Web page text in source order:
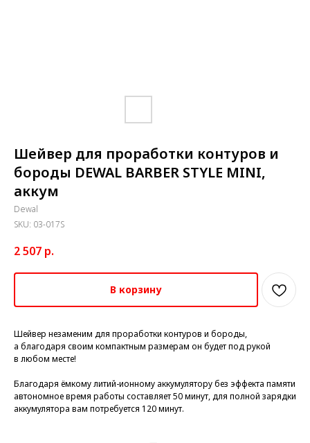
Шейвер для проработки контуров и
бороды DEWAL BARBER STYLE MINI,
аккум
Dewal
SKU: 03-017S
2 507 р.
В корзину
Шейвер незаменим для проработки контуров и бороды,
а благодаря своим компактным размерам он будет под рукой
в любом месте!
Благодаря ёмкому литий-ионному аккумулятору без эффекта памяти
автономное время работы составляет 50 минут, для полной зарядки
аккумулятора вам потребуется 120 минут.